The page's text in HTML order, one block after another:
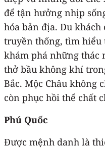
để tận hưởng nhịp
hóa bản địa. Du khách
truyền thống, tìm
khám phá những
thở bầu không khí
Bắc. Mộc Châu không
còn phục hồi thể chất
Phú Quốc
Được mệnh danh là